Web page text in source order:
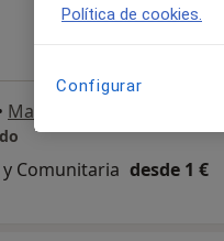
Mapa
Comunitaria desde 1 €
Política de cookies.
Configurar